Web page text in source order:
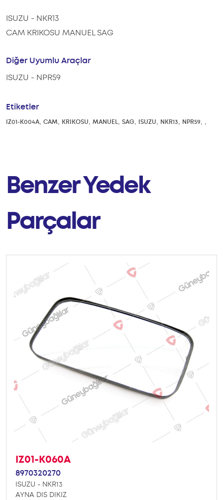
ISUZU - NKR13
CAM KRIKOSU MANUEL SAG
Diğer Uyumlu Araçlar
ISUZU - NPR59
Etiketler
IZ01-K004A, CAM, KRIKOSU, MANUEL, SAG, ISUZU, NKR13, NPR59, ,
Benzer Yedek
Parçalar
IZ01-K060A
8970320270
ISUZU - NKR13
AYNA DIS DIKIZ